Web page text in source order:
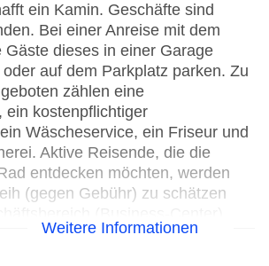
ein Kamin. Geschäfte sind
Bei einer Anreise mit dem
Gäste dieses in einer Garage
auf dem Parkplatz parken. Zu
zählen eine
ein kostenpflichtiger
Wäscheservice, ein Friseur und
Aktive Reisende, die die
entdecken möchten, werden
(gegen Gebühr) zu schätzen
Projektor vorhanden.
Weitere Informationen